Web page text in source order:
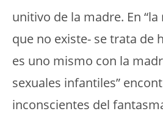
unitivo de la madre. En “la
que no existe- se trata de
es uno mismo con la
sexuales infantiles”
inconscientes del